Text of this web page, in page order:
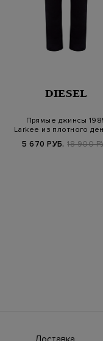
DIESEL
Прямые джинсы
Larkee из плотного
5 670 РУБ. 18 900